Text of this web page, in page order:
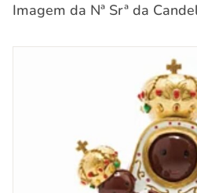
Imagem da Nª Srª da